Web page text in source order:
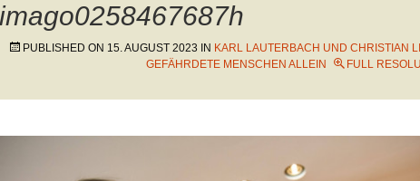
imago0258467687h
PUBLISHED ON 15. AUGUST 2023 IN KARL LAUTERBACH UND CHRISTIAN
GEFÄHRDETE MENSCHEN ALLEIN
FULL